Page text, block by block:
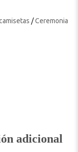
/Ceremonia
adicional